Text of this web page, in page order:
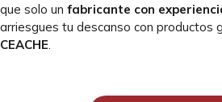
que solo un fabricante con
arriesgues tu descanso con productos
CEACHE.